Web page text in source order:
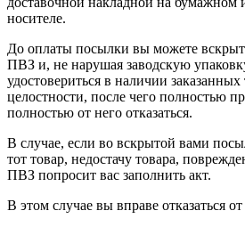
носителе.
До оплаты посылки вы можете
ПВЗ и, не нарушая заводскую
удостовериться в наличии
целостности, после чего полностью
полностью от него отказаться.
В случае, если во вскрытой вами
тот товар, недостачу товара,
ПВЗ попросит вас заполнить акт.
В этом случае вы вправе отказаться